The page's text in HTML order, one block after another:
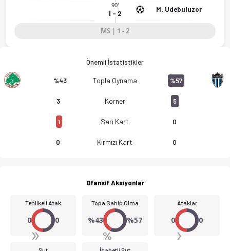
90'
1 - 2 M. Udebuluzor
MS | 1 - 2
Önemli İstatistikler
%43 Topla Oynama %57
3 Korner 5
1 Sarı Kart 0
0 Kırmızı Kart 0
Ofansif Aksiyonlar
Tehlikeli Atak
0 0
Topa Sahip Olma
%43 %57
Ataklar
0 0